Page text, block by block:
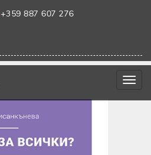
+359 887 607 276